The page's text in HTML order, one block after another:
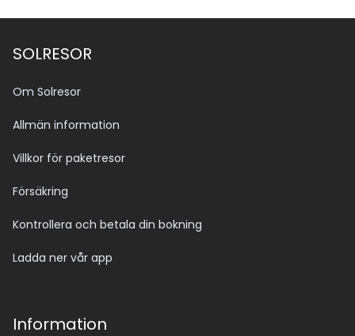
SOLRESOR
Om Solresor
Allmän information
Villkor för paketresor
Försäkring
Kontrollera och betala din bokning
Ladda ner vår app
Information